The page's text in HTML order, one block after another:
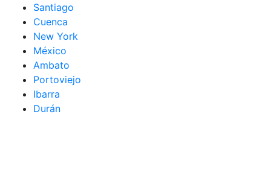
Santiago
Cuenca
New York
México
Ambato
Portoviejo
Ibarra
Durán